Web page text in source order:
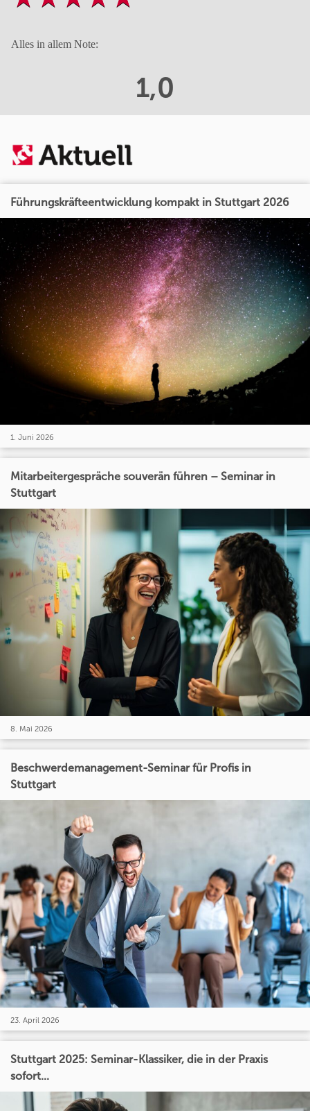
Alles in allem Note:
1,0
Führungskräfteentwicklung kompakt in Stuttgart 2026
1. Juni 2026
Mitarbeitergespräche souverän führen – Seminar in
Stuttgart
8. Mai 2026
Beschwerdemanagement-Seminar für Profis in
Stuttgart
23. April 2026
Stuttgart 2025: Seminar-Klassiker, die in der Praxis
sofort...